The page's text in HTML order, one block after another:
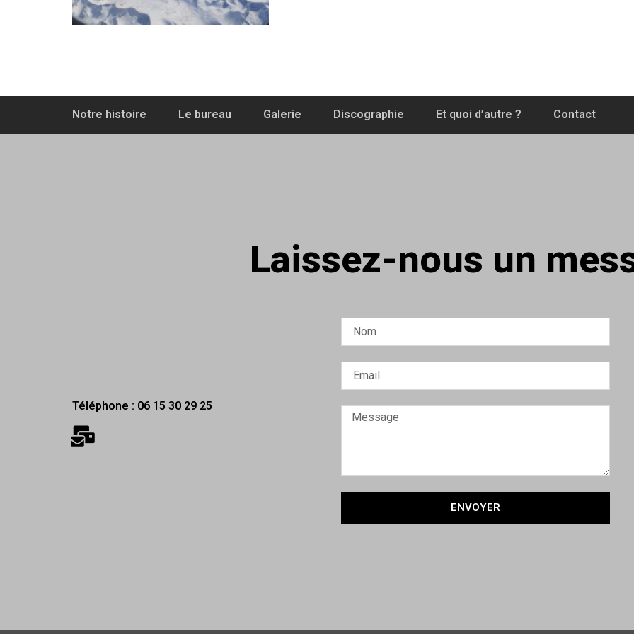
Notre histoire Le bureau Galerie Discographie Et quoi d’autre ? Contact
Laissez-nous un
Téléphone : 06 15 30 29 25
ENVOYER